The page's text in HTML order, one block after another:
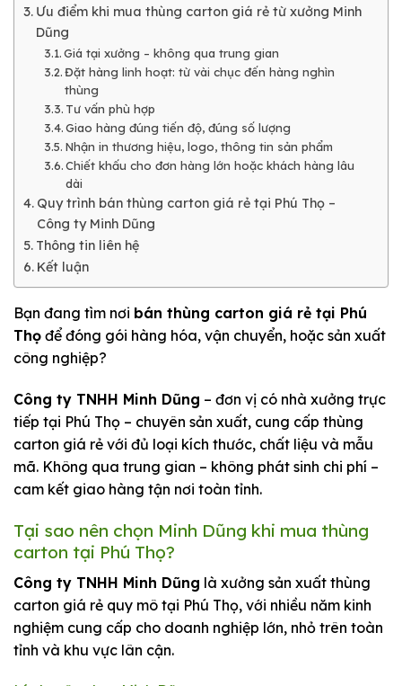
Ưu điểm khi mua thùng carton giá rẻ từ xưởng Minh
Dũng
Giá tại xưởng – không qua trung gian
Đặt hàng linh hoạt: từ vài chục đến hàng nghìn
thùng
Tư vấn phù hợp
Giao hàng đúng tiến độ, đúng số lượng
Nhận in thương hiệu, logo, thông tin sản phẩm
Chiết khấu cho đơn hàng lớn hoặc khách hàng lâu
dài
Quy trình bán thùng carton giá rẻ tại Phú Thọ –
Công ty Minh Dũng
Thông tin liên hệ
Kết luận
Bạn đang tìm nơi bán thùng carton giá rẻ tại Phú
Thọ để đóng gói hàng hóa, vận chuyển, hoặc sản xuất
công nghiệp?
Công ty TNHH Minh Dũng – đơn vị có nhà xưởng trực
tiếp tại Phú Thọ – chuyên sản xuất, cung cấp thùng
carton giá rẻ với đủ loại kích thước, chất liệu và mẫu
mã. Không qua trung gian – không phát sinh chi phí –
cam kết giao hàng tận nơi toàn tỉnh.
Tại sao nên chọn Minh Dũng khi mua thùng
carton tại Phú Thọ?
Công ty TNHH Minh Dũng là xưởng sản xuất thùng
carton giá rẻ quy mô tại Phú Thọ, với nhiều năm kinh
nghiệm cung cấp cho doanh nghiệp lớn, nhỏ trên toàn
tỉnh và khu vực lân cận.